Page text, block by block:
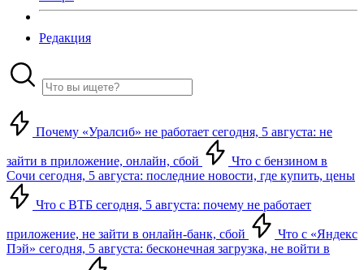
Редакция
Почему «Уралсиб» не работает сегодня, 5 августа: не
зайти в приложение, онлайн, сбой
Что с бензином в
Сочи сегодня, 5 августа: последние новости, где купить, цены
Что с ВТБ сегодня, 5 августа: почему не работает
приложение, не зайти в онлайн-банк, сбой
Что с «Яндекс
Пэй» сегодня, 5 августа: бесконечная загрузка, не войти в